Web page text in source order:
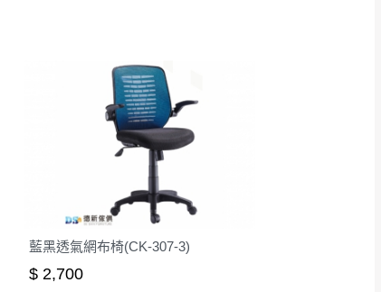
藍黑透氣網布椅(CK-307-3)
$ 2,700